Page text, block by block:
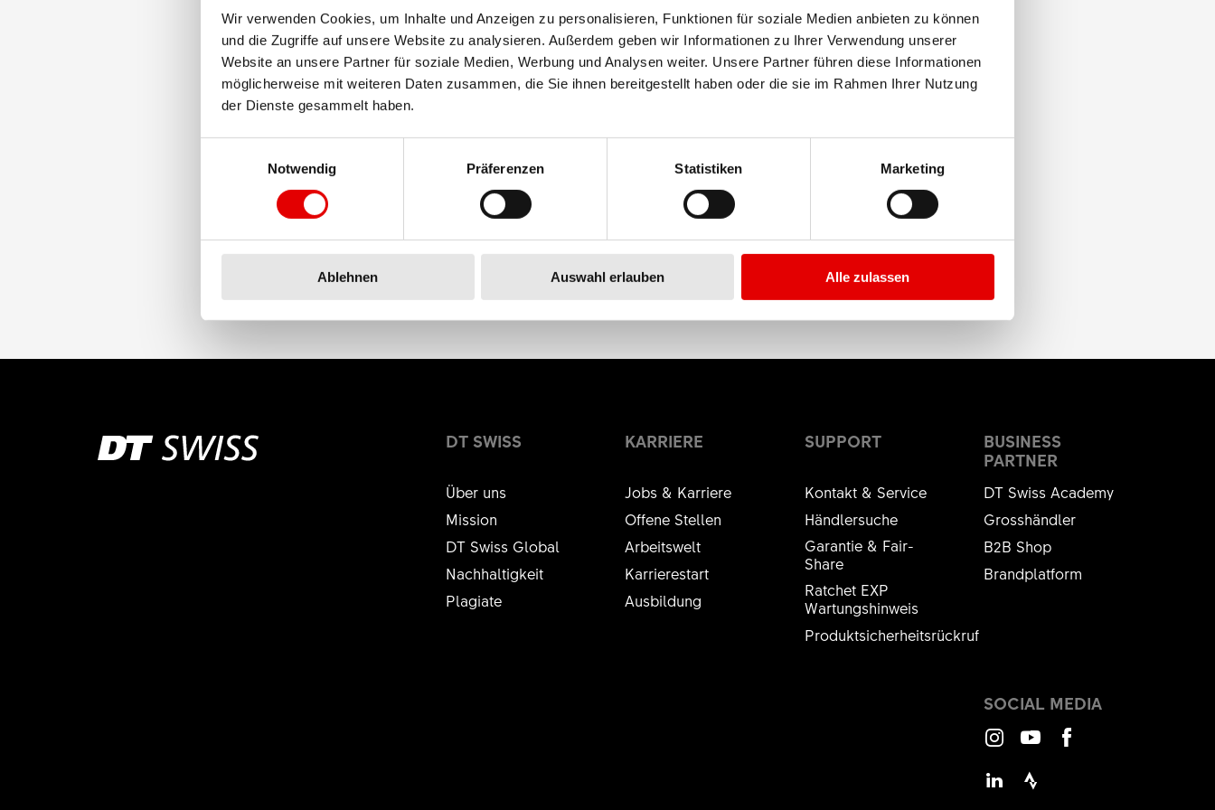
Wir verwenden Cookies, um Inhalte und Anzeigen zu personalisieren, Funktionen für soziale Medien anbieten zu können
und die Zugriffe auf unsere Website zu analysieren. Außerdem geben wir Informationen zu Ihrer Verwendung unserer
Website an unsere Partner für soziale Medien, Werbung und Analysen weiter. Unsere Partner führen diese Informationen
möglicherweise mit weiteren Daten zusammen, die Sie ihnen bereitgestellt haben oder die sie im Rahmen Ihrer Nutzung
der Dienste gesammelt haben.
Notwendig
Präferenzen Statistiken Marketing
Ablehnen Auswahl erlauben Alle zulassen
Verwendung der PHR-Nippelverbindung ermöglichen die scheinbar unmögliche Kombination von Breite, Stärke und
Leichtigkeit.
DT SWISS
Über uns
Mission
DT Swiss Global
Nachhaltigkeit
Plagiate
KARRIERE
Jobs & Karriere
Offene Stellen
Arbeitswelt
Karrierestart
Ausbildung
SUPPORT
Kontakt & Service
Händlersuche
Garantie & Fair-
Share
Ratchet EXP
Wartungshinweis
Produktsicherheitsrückruf
BUSINESS
PARTNER
DT Swiss Academy
Grosshändler
B2B Shop
Brandplatform
SOCIAL MEDIA